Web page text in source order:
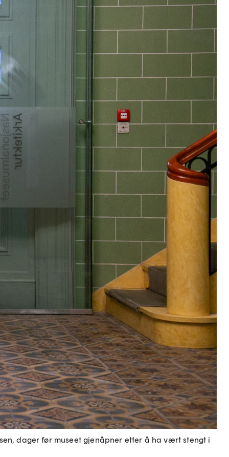
dager før museet gjenåpner etter å ha vært stengt i